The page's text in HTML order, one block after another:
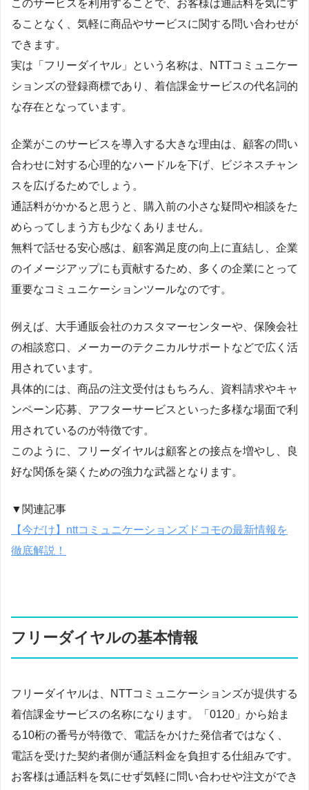
このサービスを利用することで、お客様は通話料を気にす
ることなく、気軽に商品やサービスに関する問い合わせが
できます。
実は「フリーダイヤル」という名称は、NTTコミュニケー
ションズの登録商標であり、着信課金サービスの代名詞的
な存在となっています。
企業がこのサービスを導入する大きな理由は、顧客の問い
合わせに対する心理的なハードルを下げ、ビジネスチャン
スを広げるためでしょう。
通話料がかかると思うと、購入前の小さな疑問や相談をた
めらってしまう方も少なくありません。
無料で話せる安心感は、顧客満足度の向上に直結し、企業
のイメージアップにも貢献するため、多くの企業にとって
重要なコミュニケーションツールなのです。
例えば、大手通販会社のカスタマーセンターや、保険会社
の相談窓口、メーカーのテクニカルサポートなどで広く活
用されています。
具体的には、商品の注文受付はもちろん、資料請求やキャ
ンペーン応募、アフターサービスといった多様な場面で利
用されているのが特徴です。
このように、フリーダイヤルは顧客との接点を増やし、良
好な関係を築くための強力な武器となります。
▼関連記事
【今だけ】nttコミュニケーションズドコモの最新情報を
徹底解説！
フリーダイヤルの基本情報
フリーダイヤルは、NTTコミュニケーションズが提供する
着信課金サービスの名称になります。「0120」から始ま
る10桁の番号が特徴で、電話をかけた発信者ではなく、
電話を受けた契約者側が通話料金を負担する仕組みです。
お客様は通話料を気にせず気軽に問い合わせや注文ができ